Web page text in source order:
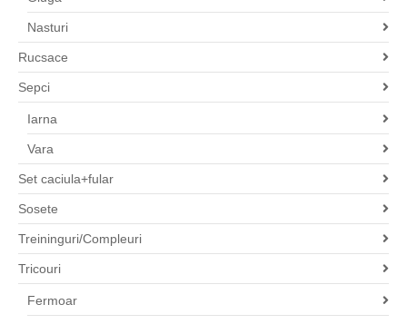
Nasturi
Rucsace
Sepci
Iarna
Vara
Set caciula+fular
Sosete
Treininguri/Compleuri
Tricouri
Fermoar